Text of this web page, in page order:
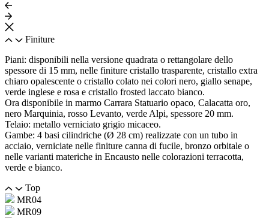
Finiture
Piani: disponibili nella versione quadrata o rettangolare dello
spessore di 15 mm, nelle finiture cristallo trasparente, cristallo extra
chiaro opalescente o cristallo colato nei colori nero, giallo senape,
verde inglese e rosa e cristallo frosted laccato bianco.
Ora disponibile in marmo Carrara Statuario opaco, Calacatta oro,
nero Marquinia, rosso Levanto, verde Alpi, spessore 20 mm.
Telaio: metallo verniciato grigio micaceo.
Gambe: 4 basi cilindriche (Ø 28 cm) realizzate con un tubo in
acciaio, verniciate nelle finiture canna di fucile, bronzo orbitale o
nelle varianti materiche in Encausto nelle colorazioni terracotta,
verde e bianco.
Top
MR04
MR09